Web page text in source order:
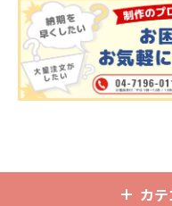
ます。また長さ調整と安全機能
いたネックストラップが標準で
します。オプションでチャーム
加したり、ストラップをキーホ
ーに変更することも可能です。
メ、エンタメ、スポーツ、官公
様から企業・業者のかた問わず
カ